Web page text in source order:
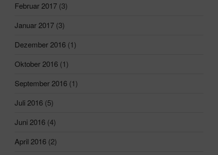
Februar 2017 (3)
Januar 2017 (3)
Dezember 2016 (1)
Oktober 2016 (1)
September 2016 (1)
Juli 2016 (5)
Juni 2016 (4)
April 2016 (2)